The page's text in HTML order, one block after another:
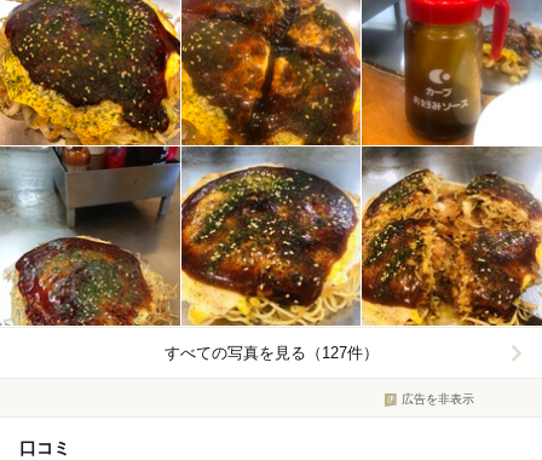
すべての写真を見る（127件）
広告を非表示
口コミ